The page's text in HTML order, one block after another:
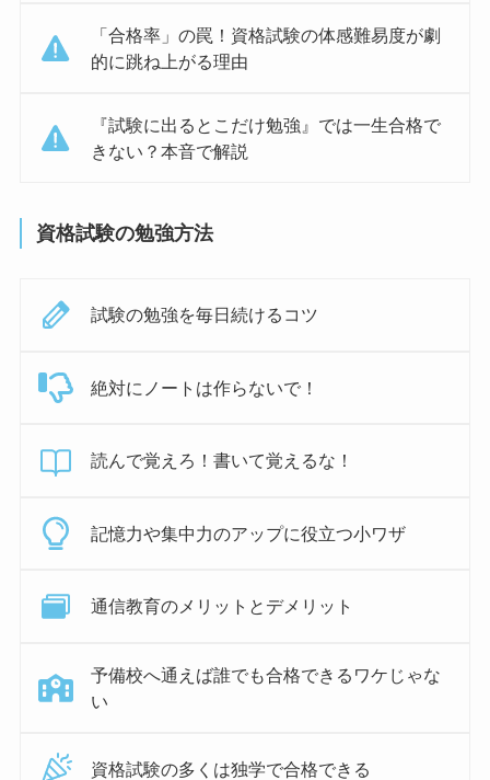
「合格率」の罠！資格試験の体感難易度が劇
的に跳ね上がる理由
『試験に出るとこだけ勉強』では一生合格で
きない？本音で解説
資格試験の勉強方法
試験の勉強を毎日続けるコツ
絶対にノートは作らないで！
読んで覚えろ！書いて覚えるな！
記憶力や集中力のアップに役立つ小ワザ
通信教育のメリットとデメリット
予備校へ通えば誰でも合格できるワケじゃな
い
資格試験の多くは独学で合格できる